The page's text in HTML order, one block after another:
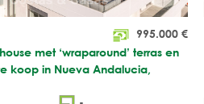
995.000 €
met ‘wraparound’ terras en
koop in Nueva Andalucia,